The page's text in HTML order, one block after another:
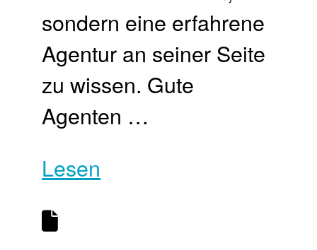
sondern eine erfahrene
Agentur an seiner Seite
zu wissen. Gute
Agenten …
Lesen